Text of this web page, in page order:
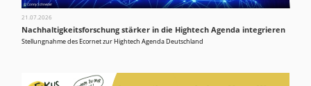
© Conny Schneider
21.07.2026
Nachhaltigkeitsforschung stärker in die Hightech Agenda integrieren
Stellungnahme des Ecornet zur Hightech Agenda Deutschland